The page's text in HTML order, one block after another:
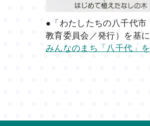
●「わたしたちの八千代
教育委員会／発行）を基
みんなのまち「八千代」